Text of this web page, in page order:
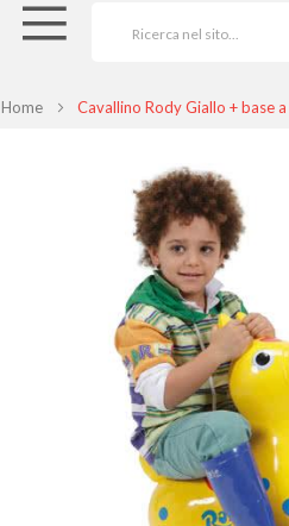
Home Cavallino Rody Giallo + base